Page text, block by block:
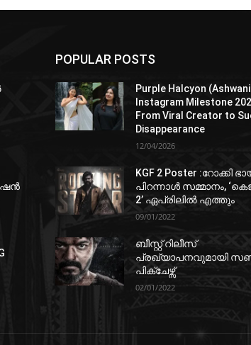
POPULAR POSTS
Purple Halcyon (Ashwani
Instagram Milestone
From Viral Creator to
Disappearance
12/04/2026
KGF 2 Poster :റോക്കി
പിറന്നാൾ സമ്മാനം,
2’ ഏപ്രിലിൽ എത്തും
09/01/2022
ബീസ്റ്റ് റിലീസ്
പ്രഖ്യാപനവുമായി
പിക്ചേഴ്സ്
02/01/2022